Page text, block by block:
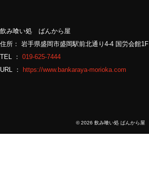
飲み喰い処 ばんから屋
住所： 岩手県盛岡市盛岡駅前北通り4-4 国労会館1F
TEL ： 019-625-7444
URL ：
https://www.bankaraya-morioka.com
©2026 飲み喰い処 ばんから屋